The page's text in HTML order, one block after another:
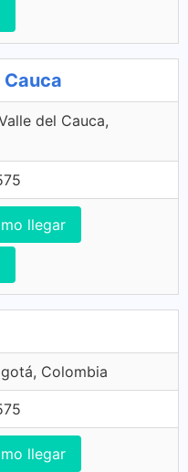
del Cauca,
llegar
Colombia
llegar